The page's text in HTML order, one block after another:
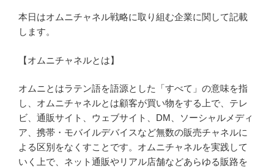
本日はオムニチャネル戦略に取り組む企業に関して記載
します。
【オムニチャネルとは】
オムニとはラテン語を語源とした「すべて」の意味を指
し、オムニチャネルとは顧客が買い物をする上で、テレ
ビ、通販サイト、ウェブサイト、DM、ソーシャルメディ
ア、携帯・モバイルデバイスなど無数の販売チャネルに
よる区別をなくすことです。オムニチャネルを実践して
いく上で、ネット通販やリアル店舗などあらゆる販路を